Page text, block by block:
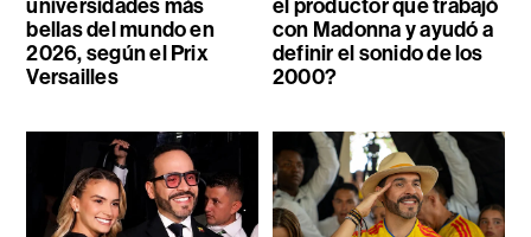
universidades más
bellas del mundo en
2026, según el Prix
Versailles
el productor que trabajó
con Madonna y ayudó a
definir el sonido de los
2000?